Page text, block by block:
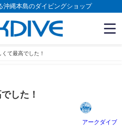
沖縄本島のダイビングショップ
て最高でした！
した！
アークダイブ